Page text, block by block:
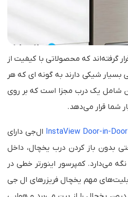
گرفته‌اند که محصولاتی با کیفیت از
شیکی دارند به گونه ای که هر
شامل یک درب مجزا است که بر روی
شما قرار می‌دهد.
InstaView Door-in-Door ال‌جی دارای
باز کردن درب یخچال، داخل
می‌دارد. کمپرسور اینورتر خطی در
مهم یخچال فریزرهای ال جی